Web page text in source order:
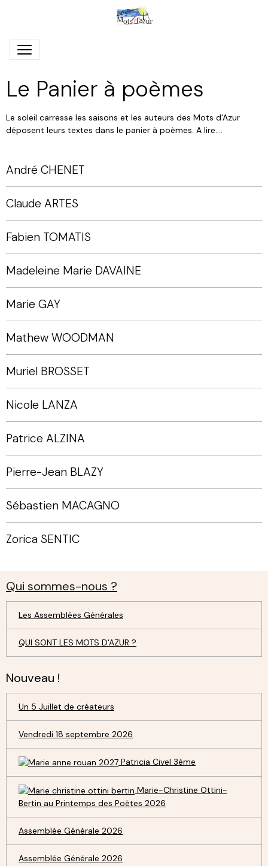
Le Panier à poèmes
Le soleil carresse les saisons et les auteurs des Mots d'Azur
déposent leurs textes dans le panier à poèmes. A lire....
André CHENET
Claude ARTES
Fabien TOMATIS
Madeleine Marie DAVAINE
Marie GAY
Mathew WOODMAN
Muriel BROSSET
Nicole LANZA
Patrice ALZINA
Pierre-Jean BLAZY
Sébastien MACAGNO
Zorica SENTIC
Qui sommes-nous ?
Les Assemblées Générales
QUI SONT LES MOTS D'AZUR ?
Nouveau !
Un 5 Juillet de créateurs
Vendredi 18 septembre 2026
Patricia Civel 3ème
Marie-Christine Ottini-
Bertin au Printemps des Poètes 2026
Assemblée Générale 2026
Assemblée Générale 2026